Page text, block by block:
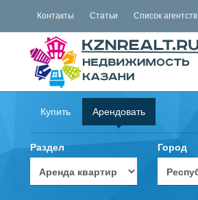
Контакты Статьи Список агентств
Купить Арендовать
Раздел Город